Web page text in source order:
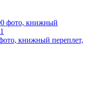
книжный переплет,